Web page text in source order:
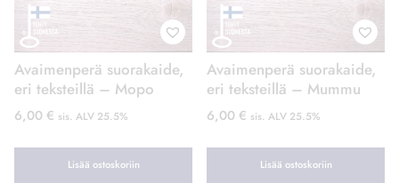
Avaimenperä suorakaide,
eri teksteillä – Mopo
6,00 € sis. ALV 25.5%
Lisää ostoskoriin
Avaimenperä suorakaide,
eri teksteillä – Mummu
6,00 € sis. ALV 25.5%
Lisää ostoskoriin